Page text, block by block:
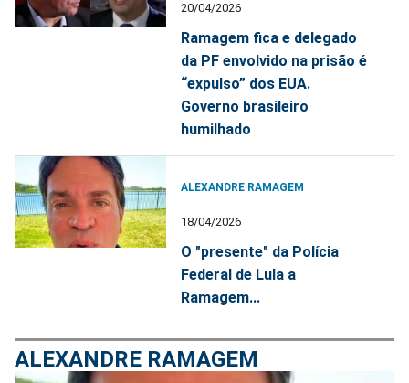
20/04/2026
Ramagem fica e delegado
da PF envolvido na prisão é
“expulso” dos EUA.
Governo brasileiro
humilhado
ALEXANDRE RAMAGEM
18/04/2026
O "presente" da Polícia
Federal de Lula a
Ramagem...
ALEXANDRE RAMAGEM